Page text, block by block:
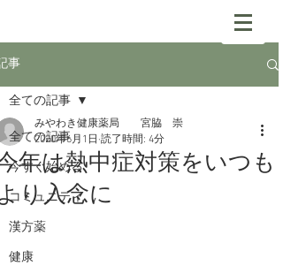
事
全ての記事
今すぐ始める
コミュニティ
漢方薬
健康
全ての記事
年は熱中症対策をいつも
り入念に
みやわき健康薬局 宮脇 崇
2020年6月1日 読了時間: 4分